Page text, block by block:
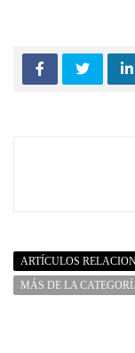
ARTÍCULOS
MÁS DE LA